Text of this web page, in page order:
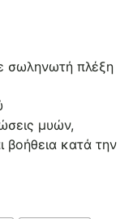
σωληνωτή πλέξη
μυών,
βοήθεια κατά την